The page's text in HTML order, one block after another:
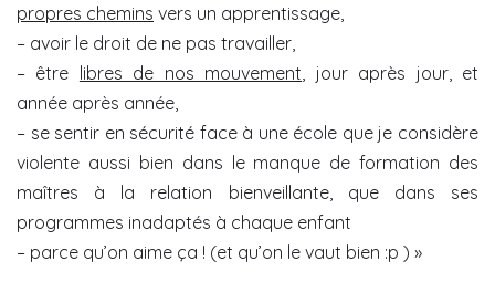
propres chemins vers un apprentissage,
– avoir le droit de ne pas travailler,
– être libres de nos mouvement , jour après jour, et
année après année,
– se sentir en sécurité face à une école que je considère
violente aussi bien dans le manque de formation des
maîtres à la relation bienveillante, que dans ses
programmes inadaptés à chaque enfant
– parce qu’on aime ça ! (et qu’on le vaut bien :p ) »